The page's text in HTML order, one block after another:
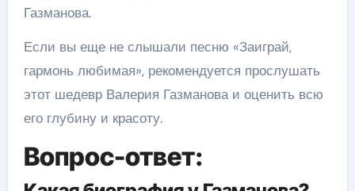
Газманова.
Если вы еще не слышали песню «Заиграй,
гармонь любимая», рекомендуется прослушать
этот шедевр Валерия Газманова и оценить всю
его глубину и красоту.
Вопрос-ответ: